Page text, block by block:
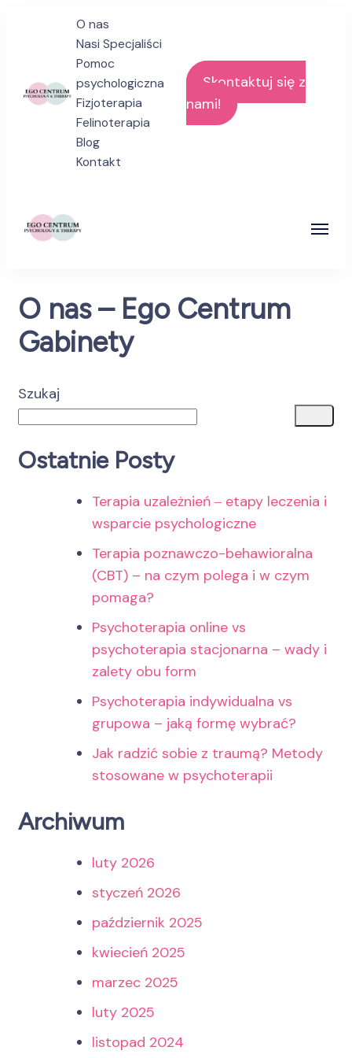
egogabinety
Specjalistyczna pomoc psychologiczna
O nas
Nasi Specjaliści
Pomoc
psychologiczna
Fizjoterapia
Felinoterapia
Blog
Kontakt
Skontaktuj się z
nami!
i psychoterapeutyczna
O nas – Ego Centrum
Gabinety
Szukaj
Ostatnie Posty
Terapia uzależnień ‒ etapy leczenia i
wsparcie psychologiczne
Terapia poznawczo-behawioralna
(CBT) – na czym polega i w czym
pomaga?
Psychoterapia online vs
psychoterapia stacjonarna – wady i
zalety obu form
Psychoterapia indywidualna vs
grupowa – jaką formę wybrać?
Jak radzić sobie z traumą? Metody
stosowane w psychoterapii
Archiwum
luty 2026
styczeń 2026
październik 2025
kwiecień 2025
marzec 2025
luty 2025
listopad 2024